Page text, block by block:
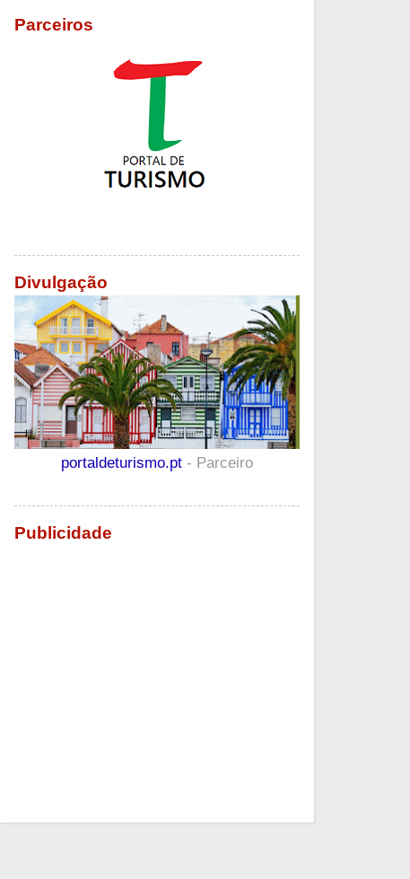
Parceiros
Divulgação
portaldeturismo.pt - Parceiro
Publicidade